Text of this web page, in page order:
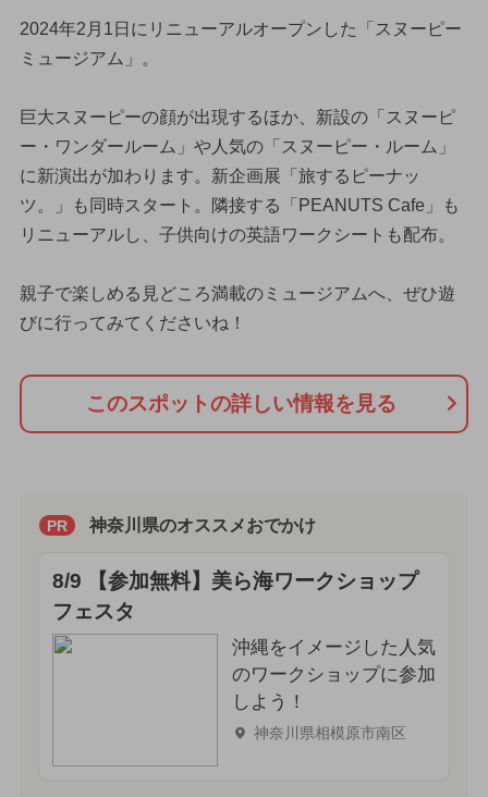
2024年2月1日にリニューアルオープンした「スヌーピー
ミュージアム」。
巨大スヌーピーの顔が出現するほか、新設の「スヌーピ
ー・ワンダールーム」や人気の「スヌーピー・ルーム」
に新演出が加わります。新企画展「旅するピーナッ
ツ。」も同時スタート。隣接する「PEANUTS Cafe」も
リニューアルし、子供向けの英語ワークシートも配布。
親子で楽しめる見どころ満載のミュージアムへ、ぜひ遊
びに行ってみてくださいね！
このスポットの詳しい情報を見る
PR 神奈川県のオススメおでかけ
8/9 【参加無料】美ら海ワークショップ
フェスタ
沖縄をイメージした人気
のワークショップに参加
しよう！
神奈川県相模原市南区